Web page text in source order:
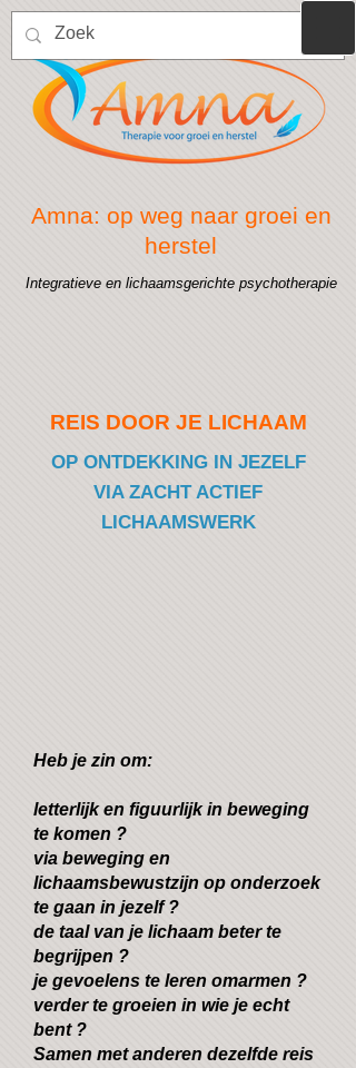
Amna: op weg naar groei en
herstel
Integratieve en lichaamsgerichte psychotherapie
REIS DOOR JE LICHAAM
OP ONTDEKKING IN JEZELF
VIA ZACHT ACTIEF
LICHAAMSWERK
Heb je zin om:
letterlijk en figuurlijk in beweging
te komen ?
via beweging en
lichaamsbewustzijn op onderzoek
te gaan in jezelf ?
de taal van je lichaam beter te
begrijpen ?
je gevoelens te leren omarmen ?
verder te groeien in wie je echt
bent ?
Samen met anderen dezelfde reis